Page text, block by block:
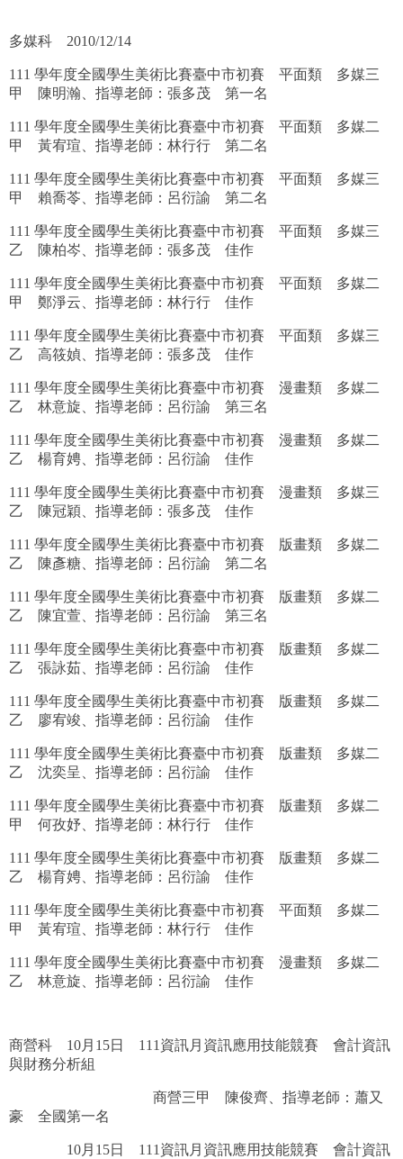
多媒科 2010/12/14
111 學年度全國學生美術比賽臺中市初賽 平面類 多媒三
甲 陳明瀚、指導老師：張多茂 第一名
111 學年度全國學生美術比賽臺中市初賽 平面類 多媒二
甲 黃宥瑄、指導老師：林行行 第二名
111 學年度全國學生美術比賽臺中市初賽 平面類 多媒三
甲 賴喬苓、指導老師：呂衍諭 第二名
111 學年度全國學生美術比賽臺中市初賽 平面類 多媒三
乙 陳柏岑、指導老師：張多茂 佳作
111 學年度全國學生美術比賽臺中市初賽 平面類 多媒二
甲 鄭淨云、指導老師：林行行 佳作
111 學年度全國學生美術比賽臺中市初賽 平面類 多媒三
乙 高筱媜、指導老師：張多茂 佳作
111 學年度全國學生美術比賽臺中市初賽 漫畫類 多媒二
乙 林意旋、指導老師：呂衍諭 第三名
111 學年度全國學生美術比賽臺中市初賽 漫畫類 多媒二
乙 楊育娉、指導老師：呂衍諭 佳作
111 學年度全國學生美術比賽臺中市初賽 漫畫類 多媒三
乙 陳冠穎、指導老師：張多茂 佳作
111 學年度全國學生美術比賽臺中市初賽 版畫類 多媒二
乙 陳彥糖、指導老師：呂衍諭 第二名
111 學年度全國學生美術比賽臺中市初賽 版畫類 多媒二
乙 陳宜萱、指導老師：呂衍諭 第三名
111 學年度全國學生美術比賽臺中市初賽 版畫類 多媒二
乙 張詠茹、指導老師：呂衍諭 佳作
111 學年度全國學生美術比賽臺中市初賽 版畫類 多媒二
乙 廖宥竣、指導老師：呂衍諭 佳作
111 學年度全國學生美術比賽臺中市初賽 版畫類 多媒二
乙 沈奕呈、指導老師：呂衍諭 佳作
111 學年度全國學生美術比賽臺中市初賽 版畫類 多媒二
甲 何孜妤、指導老師：林行行 佳作
111 學年度全國學生美術比賽臺中市初賽 版畫類 多媒二
乙 楊育娉、指導老師：呂衍諭 佳作
111 學年度全國學生美術比賽臺中市初賽 平面類 多媒二
甲 黃宥瑄、指導老師：林行行 佳作
111 學年度全國學生美術比賽臺中市初賽 漫畫類 多媒二
乙 林意旋、指導老師：呂衍諭 佳作
商營科 10月15日 111資訊月資訊應用技能競賽 會計資訊
與財務分析組
商營三甲 陳俊齊、指導老師：蕭又
豪 全國第一名
10月15日 111資訊月資訊應用技能競賽 會計資訊